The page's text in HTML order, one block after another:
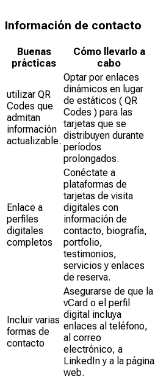
Información de contacto
Buenas
prácticas
Cómo llevarlo a
cabo
utilizar QR
Codes que
admitan
información
actualizable.
Optar por enlaces
dinámicos en lugar
de estáticos ( QR
Codes ) para las
tarjetas que se
distribuyen durante
períodos
prolongados.
Enlace a
perfiles
digitales
completos
Conéctate a
plataformas de
tarjetas de visita
digitales con
información de
contacto, biografía,
portfolio,
testimonios,
servicios y enlaces
de reserva.
Incluir varias
formas de
contacto
Asegurarse de que la
vCard o el perfil
digital incluya
enlaces al teléfono,
al correo
electrónico, a
LinkedIn y a la página
web.